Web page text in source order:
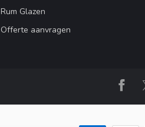
Rum Glazen
Offerte aanvragen